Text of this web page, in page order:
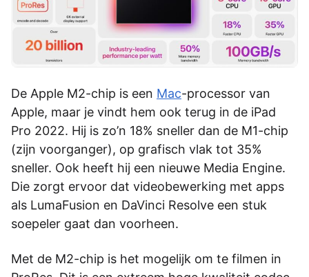
De Apple M2-chip is een Mac-processor van
Apple, maar je vindt hem ook terug in de iPad
Pro 2022. Hij is zo’n 18% sneller dan de M1-chip
(zijn voorganger), op grafisch vlak tot 35%
sneller. Ook heeft hij een nieuwe Media Engine.
Die zorgt ervoor dat videobewerking met apps
als LumaFusion en DaVinci Resolve een stuk
soepeler gaat dan voorheen.
Met de M2-chip is het mogelijk om te filmen in